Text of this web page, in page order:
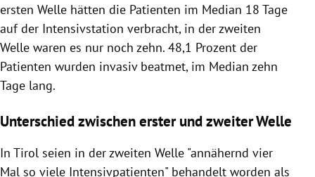
ersten Welle hätten die Patienten im Median 18 Tage
auf der Intensivstation verbracht, in der zweiten
Welle waren es nur noch zehn. 48,1 Prozent der
Patienten wurden invasiv beatmet, im Median zehn
Tage lang.
Unterschied zwischen erster und zweiter Welle
In Tirol seien in der zweiten Welle "annähernd vier
Mal so viele Intensivpatienten" behandelt worden als